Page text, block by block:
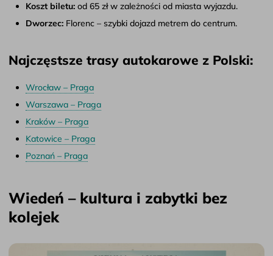
Koszt biletu: od 65 zł w zależności od miasta wyjazdu.
Dworzec: Florenc – szybki dojazd metrem do centrum.
Najczęstsze trasy autokarowe z Polski:
Wrocław – Praga
Warszawa – Praga
Kraków – Praga
Katowice – Praga
Poznań – Praga
Wiedeń – kultura i zabytki bez
kolejek